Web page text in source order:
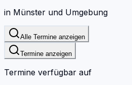
in Münster und Umgebung
Alle Termine anzeigen
Termine anzeigen
Termine verfügbar auf